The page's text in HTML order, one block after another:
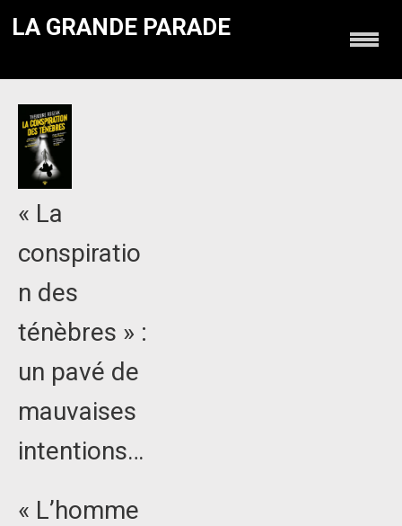
LA GRANDE PARADE
« La
conspiratio
n des
ténèbres » :
un pavé de
mauvaises
intentions…
« L’homme